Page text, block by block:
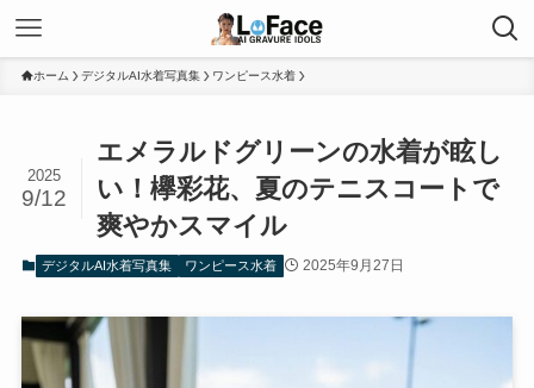
ホーム デジタルAI水着写真集 ワンピース水着
エメラルドグリーンの水着が眩し
い！欅彩花、夏のテニスコートで
爽やかスマイル
2025
9/12
デジタルAI水着写真集 ワンピース水着 2025年9月27日